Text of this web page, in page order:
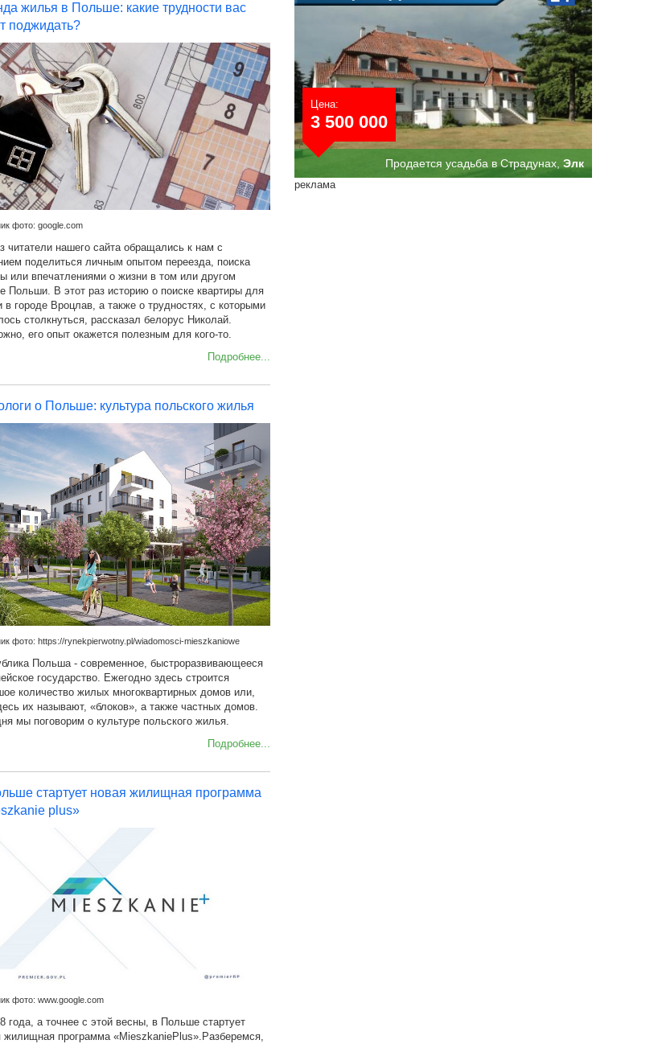
жилья в Польше: какие трудности вас
поджидать?
фото: google.com
читатели нашего сайта обращались к нам с
поделиться личным опытом переезда, поиска
или впечатлениями о жизни в том или другом
Польши. В этот раз историю о поиске квартиры для
в городе Вроцлав, а также о трудностях, с которыми
столкнуться, рассказал белорус Николай.
его опыт окажется полезным для кого-то.
Подробнее...
о Польше: культура польского жилья
фото: https://rynekpierwotny.pl/wiadomosci-mieszkaniowe
Польша - современное, быстроразвивающееся
государство. Ежегодно здесь строится
количество жилых многоквартирных домов или,
их называют, «блоков», а также частных домов.
мы поговорим о культуре польского жилья.
Подробнее...
стартует новая жилищная программа
plus»
фото: www.google.com
года, а точнее с этой весны, в Польше стартует
жилищная программа «MieszkaniePlus».Разберемся,
Продается усадьба в Страдунах, Элк
Цена:
3 500 000
реклама